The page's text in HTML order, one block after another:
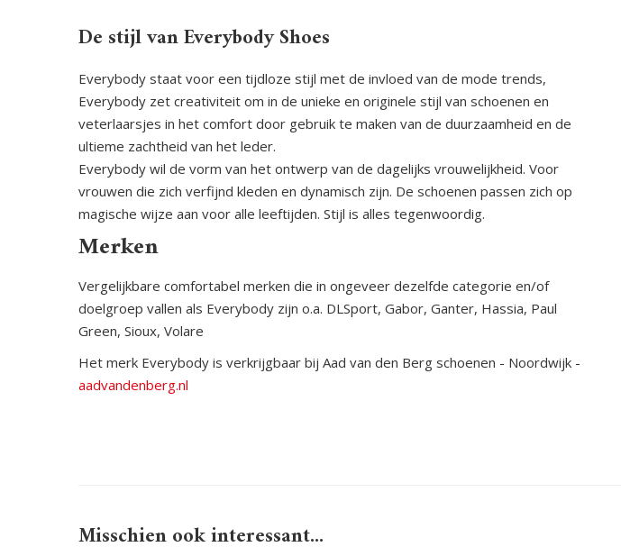
De stijl van Everybody Shoes
Everybody staat voor een tijdloze stijl met de invloed van de mode trends,
Everybody zet creativiteit om in de unieke en originele stijl van schoenen en
veterlaarsjes in het comfort door gebruik te maken van de duurzaamheid en de
ultieme zachtheid van het leder.
Everybody wil de vorm van het ontwerp van de dagelijks vrouwelijkheid. Voor
vrouwen die zich verfijnd kleden en dynamisch zijn. De schoenen passen zich op
magische wijze aan voor alle leeftijden. Stijl is alles tegenwoordig.
Merken
Vergelijkbare comfortabel merken die in ongeveer dezelfde categorie en/of
doelgroep vallen als Everybody zijn o.a. DLSport, Gabor, Ganter, Hassia, Paul
Green, Sioux, Volare
Het merk Everybody is verkrijgbaar bij Aad van den Berg schoenen - Noordwijk -
aadvandenberg.nl
Misschien ook interessant...